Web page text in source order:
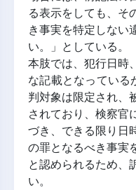
る表示をしても、そ
き事実を特定しない
い。」としている。
本肢では、犯行日時
な記載となっている
判対象は限定され、
されており、検察官
づき、できる限り日
の罪となるべき事実
と認められるため、
い。